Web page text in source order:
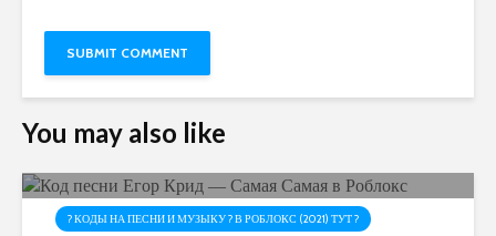
You may also like
? КОДЫ НА ПЕСНИ И МУЗЫКУ ? В РОБЛОКС (2021) ТУТ ?